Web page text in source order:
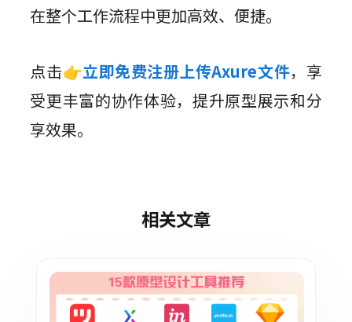
在整个工作流程中更加高效、便捷。
点击👉立即免费注册上传Axure文件，享
受更丰富的协作体验，提升原型展示和分
享效果。
相关文章